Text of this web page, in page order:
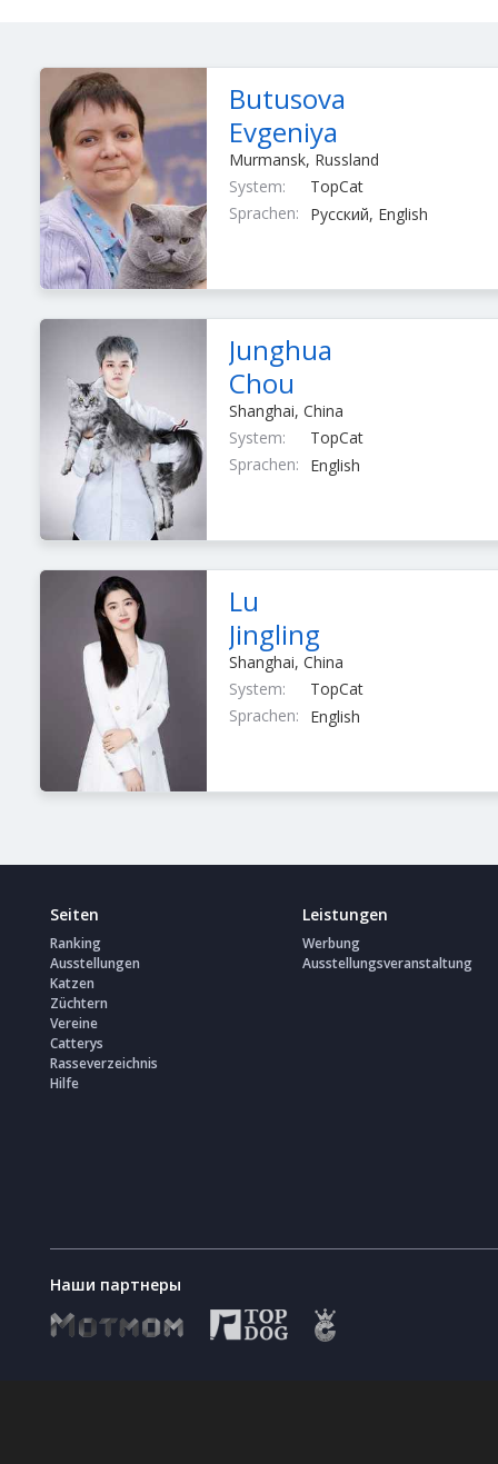
Butusova
Evgeniya
Murmansk, Russland
System:
TopCat
Sprachen:
Русский, English
Junghua
Chou
Shanghai, China
System:
TopCat
Sprachen:
English
Lu
Jingling
Shanghai, China
System:
TopCat
Sprachen:
English
Seiten
Ranking
Ausstellungen
Katzen
Züchtern
Vereine
Catterys
Rasseverzeichnis
Hilfe
Leistungen
Werbung
Ausstellungsveranstaltung
Наши партнеры